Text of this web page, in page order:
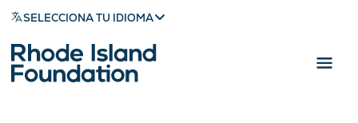
SELECCIONA TU IDIOMA